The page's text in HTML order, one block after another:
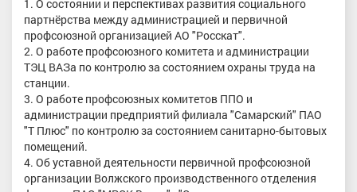
1. О состоянии и перспективах развития социального
партнёрства между администрацией и первичной
профсоюзной организацией АО "Росскат".
2. О работе профсоюзного комитета и администрации
ТЭЦ ВАЗа по контролю за состоянием охраны труда на
станции.
3. О работе профсоюзных комитетов ППО и
администрации предприятий филиала "Самарский" ПАО
"Т Плюс" по контролю за состоянием санитарно-бытовых
помещений.
4. Об уставной деятельности первичной профсоюзной
организации Волжского производственного отделения